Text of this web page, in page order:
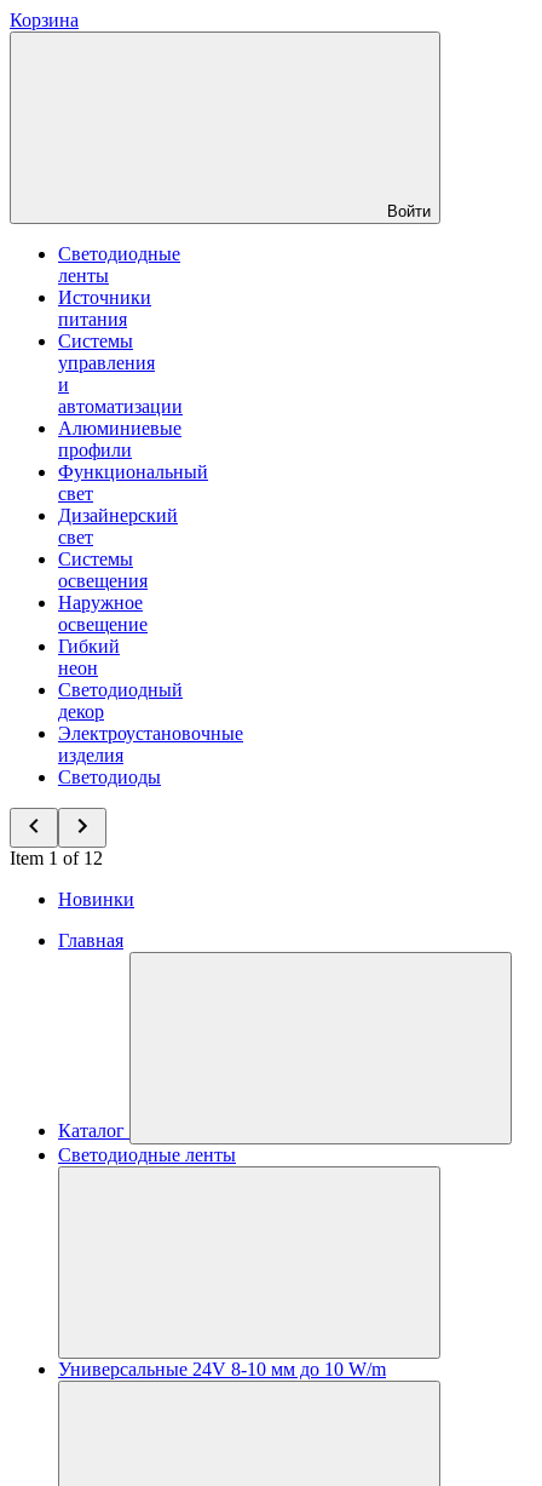
Корзина
Войти
Светодиодные
ленты
Источники
питания
Системы
управления
и
автоматизации
Алюминиевые
профили
Функциональный
свет
Дизайнерский
свет
Системы
освещения
Наружное
освещение
Гибкий
неон
Светодиодный
декор
Электроустановочные
изделия
Светодиоды
Item 1 of 12
Новинки
Главная
Каталог
Светодиодные ленты
Универсальные 24V 8-10 мм до 10 W/m